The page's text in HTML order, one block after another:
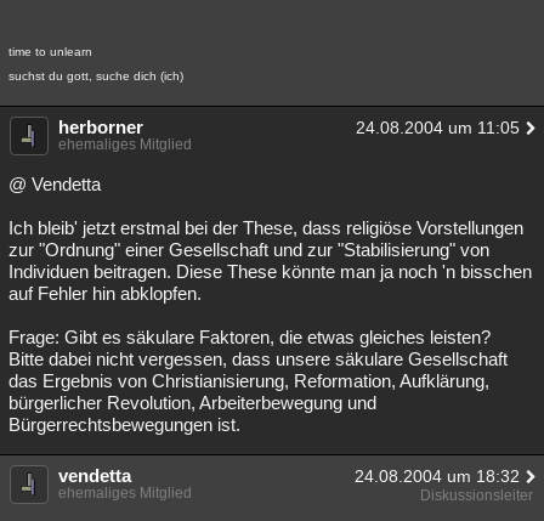
time to unlearn
suchst du gott, suche dich (ich)
herborner 24.08.2004 um 11:05
ehemaliges Mitglied
@ Vendetta
Ich bleib' jetzt erstmal bei der These, dass religiöse Vorstellungen
zur "Ordnung" einer Gesellschaft und zur "Stabilisierung" von
Individuen beitragen. Diese These könnte man ja noch 'n bisschen
auf Fehler hin abklopfen.
Frage: Gibt es säkulare Faktoren, die etwas gleiches leisten?
Bitte dabei nicht vergessen, dass unsere säkulare Gesellschaft
das Ergebnis von Christianisierung, Reformation, Aufklärung,
bürgerlicher Revolution, Arbeiterbewegung und
Bürgerrechtsbewegungen ist.
vendetta 24.08.2004 um 18:32
ehemaliges Mitglied Diskussionsleiter